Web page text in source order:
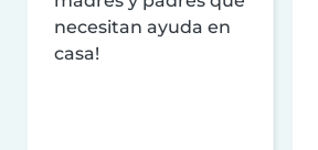
necesitan ayuda en
casa!